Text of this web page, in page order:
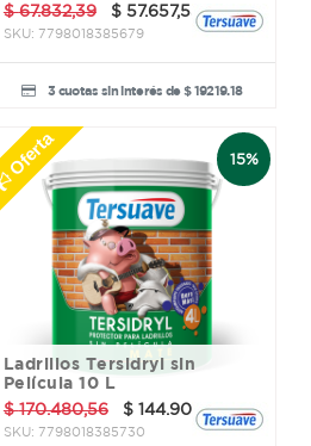
$67.832,39 $ 57.657,53
SKU: 7798018385679
3 cuotas sin interés de $ 19219.18
15%
Oferta
Ladrillos Tersidryl sin
Película 10 L
$170.480,56 $ 144.908,48
SKU: 7798018385730